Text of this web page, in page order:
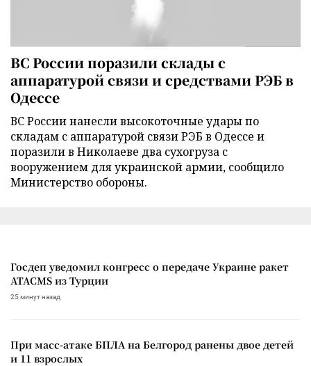
ВС России поразили склады с
аппаратурой связи и средствами РЭБ в
Одессе
ВС России нанесли высокоточные удары по
складам с аппаратурой связи РЭБ в Одессе и
поразили в Николаеве два сухогруза с
вооружением для украинской армии, сообщило
Министерство обороны.
Госдеп уведомил конгресс о передаче Украине ракет
ATACMS из Турции
25 минут назад
При масс-атаке БПЛА на Белгород ранены двое детей
и 11 взрослых